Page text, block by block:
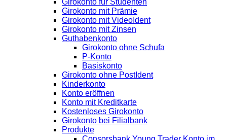
Girokonto für Studenten
Girokonto mit Prämie
Girokonto mit VideoIdent
Girokonto mit Zinsen
Guthabenkonto
Girokonto ohne Schufa
P-Konto
Basiskonto
Girokonto ohne PostIdent
Kinderkonto
Konto eröffnen
Konto mit Kreditkarte
Kostenloses Girokonto
Girokonto bei Filialbank
Produkte